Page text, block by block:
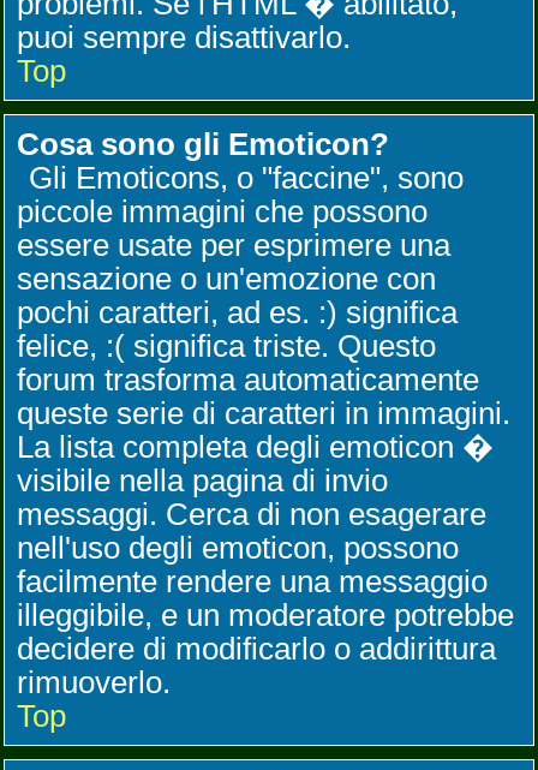
puoi sempre disattivarlo.
Top
Cosa sono gli Emoticon?
Gli Emoticons, o "faccine", sono
piccole immagini che possono
essere usate per esprimere una
sensazione o un'emozione con
pochi caratteri, ad es. :) significa
felice, :( significa triste. Questo
forum trasforma automaticamente
queste serie di caratteri in immagini.
La lista completa degli emoticon �
visibile nella pagina di invio
messaggi. Cerca di non esagerare
nell'uso degli emoticon, possono
facilmente rendere una messaggio
illeggibile, e un moderatore potrebbe
decidere di modificarlo o addirittura
rimuoverlo.
Top